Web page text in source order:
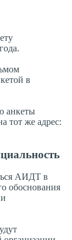
в
анкеты
тот же адрес:
АИДТ в
обоснования